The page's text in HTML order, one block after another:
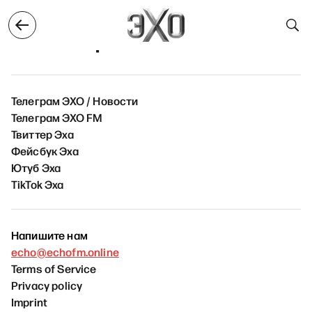
16 сентября 18
16 сентября
Телеграм ЭХО / Новости
Телеграм ЭХО FM
Твиттер Эха
Фейсбук Эха
Ютуб Эха
TikTok Эха
Напишите нам
echo@echofm.online
Terms of Service
Privacy policy
Imprint